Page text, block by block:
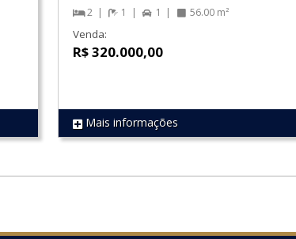
REF 1428
2 1 1 56.00 m²
Venda:
R$ 320.000,00
Mais informações